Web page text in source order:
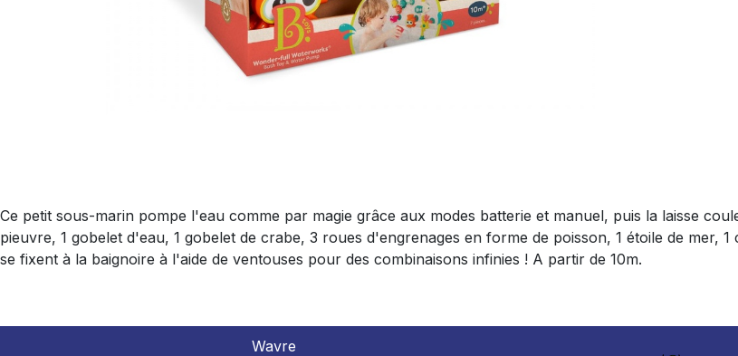
Ce petit sous-marin pompe l'eau comme par magie grâce aux modes batterie et manuel, puis la laisse
pieuvre, 1 gobelet d'eau, 1 gobelet de crabe, 3 roues d'engrenages en forme de poisson, 1 étoile de mer,
se fixent à la baignoire à l'aide de ventouses pour des combinaisons infinies ! A partir de 10m.
Wavre